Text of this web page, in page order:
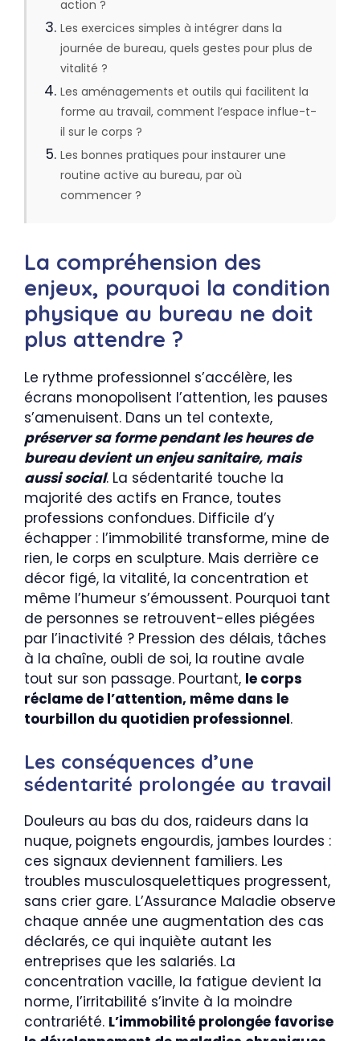
action ?
Les exercices simples à intégrer dans la
journée de bureau, quels gestes pour plus de
vitalité ?
Les aménagements et outils qui facilitent la
forme au travail, comment l’espace influe-t-
il sur le corps ?
Les bonnes pratiques pour instaurer une
routine active au bureau, par où
commencer ?
La compréhension des
enjeux, pourquoi la condition
physique au bureau ne doit
plus attendre ?
Le rythme professionnel s’accélère, les
écrans monopolisent l’attention, les pauses
s’amenuisent. Dans un tel contexte,
préserver sa forme pendant les heures de
bureau devient un enjeu sanitaire, mais
aussi social. La sédentarité touche la
majorité des actifs en France, toutes
professions confondues. Difficile d’y
échapper : l’immobilité transforme, mine de
rien, le corps en sculpture. Mais derrière ce
décor figé, la vitalité, la concentration et
même l’humeur s’émoussent. Pourquoi tant
de personnes se retrouvent-elles piégées
par l’inactivité ? Pression des délais, tâches
à la chaîne, oubli de soi, la routine avale
tout sur son passage. Pourtant, le corps
réclame de l’attention, même dans le
tourbillon du quotidien professionnel.
Les conséquences d’une
sédentarité prolongée au travail
Douleurs au bas du dos, raideurs dans la
nuque, poignets engourdis, jambes lourdes :
ces signaux deviennent familiers. Les
troubles musculosquelettiques progressent,
sans crier gare. L’Assurance Maladie observe
chaque année une augmentation des cas
déclarés, ce qui inquiète autant les
entreprises que les salariés. La
concentration vacille, la fatigue devient la
norme, l’irritabilité s’invite à la moindre
contrariété. L’immobilité prolongée favorise